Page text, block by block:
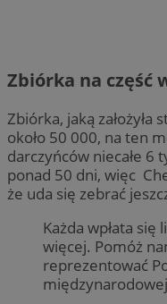
Zbiórka na część
Zbiórka, jaką
około 50 000, na ten
darczyńców niecałe 6
ponad 50 dni, więc
że uda się zebrać
Każda wpłata
więcej. Pomóż
reprezentować